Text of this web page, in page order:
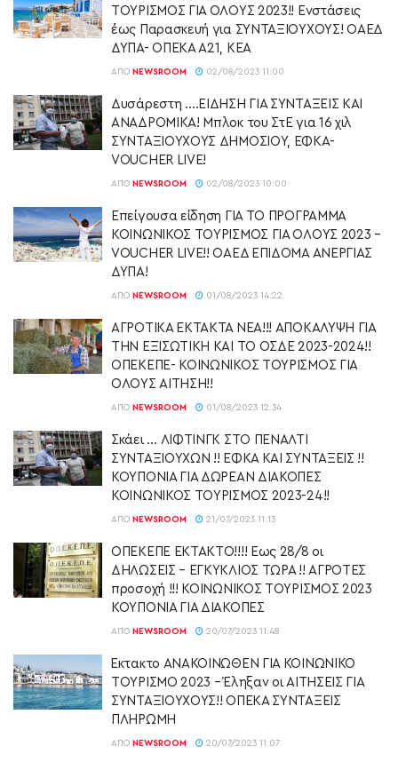
ΤΟΥΡΙΣΜΟΣ ΓΙΑ ΟΛΟΥΣ 2023!! Ενστάσεις
έως Παρασκευή για ΣΥΝΤΑΞΙΟΥΧΟΥΣ! ΟΑΕΔ
ΔΥΠΑ- ΟΠΕΚΑ Α21, ΚΕΑ
ΑΠΌ NEWSROOM 02/08/2023 11:00
Δυσάρεστη ….ΕΙΔΗΣΗ ΓΙΑ ΣΥΝΤΑΞΕΙΣ ΚΑΙ
ΑΝΑΔΡΟΜΙΚΑ! Μπλοκ του ΣτΕ για 16 χιλ
ΣΥΝΤΑΞΙΟΥΧΟΥΣ ΔΗΜΟΣΙΟΥ, ΕΦΚΑ-
VOUCHER LIVE!
ΑΠΌ NEWSROOM 02/08/2023 10:00
Επείγουσα είδηση ΓΙΑ ΤΟ ΠΡΟΓΡΑΜΜΑ
ΚΟΙΝΩΝΙΚΟΣ ΤΟΥΡΙΣΜΟΣ ΓΙΑ ΟΛΟΥΣ 2023 –
VOUCHER LIVE!! ΟΑΕΔ ΕΠΙΔΟΜΑ ΑΝΕΡΓΙΑΣ
ΔΥΠΑ!
ΑΠΌ NEWSROOM 01/08/2023 14:22
ΑΓΡΟΤΙΚΑ ΕΚΤΑΚΤΑ ΝΕΑ!!! ΑΠΟΚΑΛΥΨΗ ΓΙΑ
ΤΗΝ ΕΞΙΣΩΤΙΚΗ ΚΑΙ ΤΟ ΟΣΔΕ 2023-2024!!
ΟΠΕΚΕΠΕ- ΚΟΙΝΩΝΙΚΟΣ ΤΟΥΡΙΣΜΟΣ ΓΙΑ
ΟΛΟΥΣ ΑΙΤΗΣΗ!!
ΑΠΌ NEWSROOM 01/08/2023 12:34
Σκάει … ΛΙΦΤΙΝΓΚ ΣΤΟ ΠΕΝΑΛΤΙ
ΣΥΝΤΑΞΙΟΥΧΩΝ !! ΕΦΚΑ ΚΑΙ ΣΥΝΤΑΞΕΙΣ !!
ΚΟΥΠΟΝΙΑ ΓΙΑ ΔΩΡΕΑΝ ΔΙΑΚΟΠΕΣ
ΚΟΙΝΩΝΙΚΟΣ ΤΟΥΡΙΣΜΟΣ 2023-24!!
ΑΠΌ NEWSROOM 21/07/2023 11:13
ΟΠΕΚΕΠΕ ΕΚΤΑΚΤΟ!!!! Έως 28/8 οι
ΔΗΛΩΣΕΙΣ – ΕΓΚΥΚΛΙΟΣ ΤΩΡΑ !! ΑΓΡΟΤΕΣ
προσοχή !!! ΚΟΙΝΩΝΙΚΟΣ ΤΟΥΡΙΣΜΟΣ 2023
ΚΟΥΠΟΝΙΑ ΓΙΑ ΔΙΑΚΟΠΕΣ
ΑΠΌ NEWSROOM 20/07/2023 11:48
Έκτακτο ΑΝΑΚΟΙΝΩΘΕΝ ΓΙΑ ΚΟΙΝΩΝΙΚΟ
ΤΟΥΡΙΣΜΟ 2023 – Έληξαν οι ΑΙΤΗΣΕΙΣ ΓΙΑ
ΣΥΝΤΑΞΙΟΥΧΟΥΣ!! ΟΠΕΚΑ ΣΥΝΤΑΞΕΙΣ
ΠΛΗΡΩΜΗ
ΑΠΌ NEWSROOM 20/07/2023 11:07